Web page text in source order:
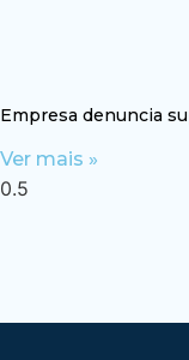
Empresa denuncia
Ver mais »